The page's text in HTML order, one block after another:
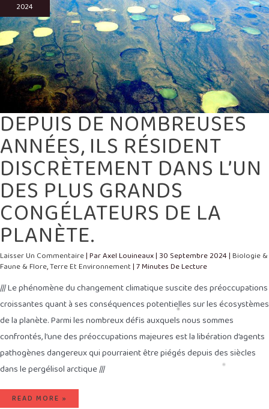
2024
DEPUIS DE NOMBREUSES
ANNÉES, ILS RÉSIDENT
DISCRÈTEMENT DANS L’UN
DES PLUS GRANDS
CONGÉLATEURS DE LA
PLANÈTE.
Laisser Un Commentaire| ParAxel Louineaux| 30 Septembre 2024| Biologie &
Faune & Flore,Terre Et Environnement|7 Minutes De Lecture
/// Le phénomène du changement climatique suscite des préoccupations
croissantes quant à ses conséquences potentielles sur les écosystèmes
de la planète. Parmi les nombreux défis auxquels nous sommes
confrontés, l’une des préoccupations majeures est la libération d’agents
pathogènes dangereux qui pourraient être piégés depuis des siècles
dans le pergélisol arctique ///
RÉSIDENT
DISCRÈTEMENT
DANS
L’UN
DES
PLUS
GRANDS
CONGÉLATEURS
DE
LA
PLANÈTE.
READ MORE »